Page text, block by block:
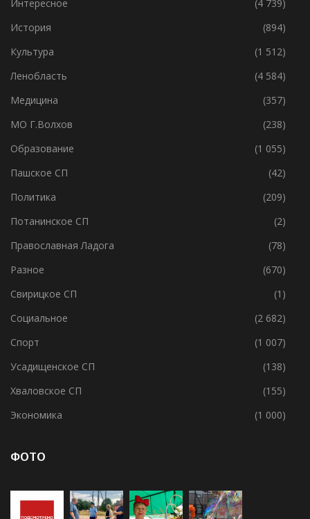
Главное
(8 770)
Интересное
(4 739)
История
(894)
Культура
(1 512)
Ленобласть
(4 584)
Медицина
(357)
МО Г.Волхов
(238)
Образование
(1 055)
Пашское СП
(42)
Политика
(209)
Потанинское СП
(2)
Православная Ладога
(78)
Разное
(670)
Свирицкое СП
(1)
Социальное
(2 682)
Спорт
(1 007)
Усадищенское СП
(138)
Хваловское СП
(155)